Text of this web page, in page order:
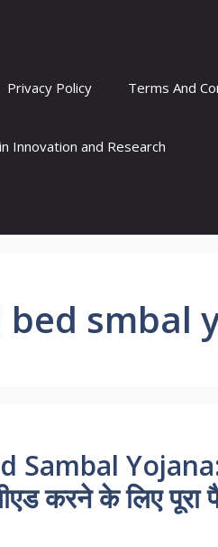
Privacy Policy Terms And
Innovation and Research
smbal
Yojana:
करने के लिए पूरा